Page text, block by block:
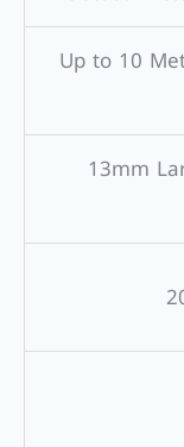
Up to 10
13mm